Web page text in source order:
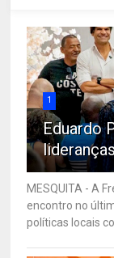
1
Eduardo
MESQUITA - A
encontro no
políticas locais